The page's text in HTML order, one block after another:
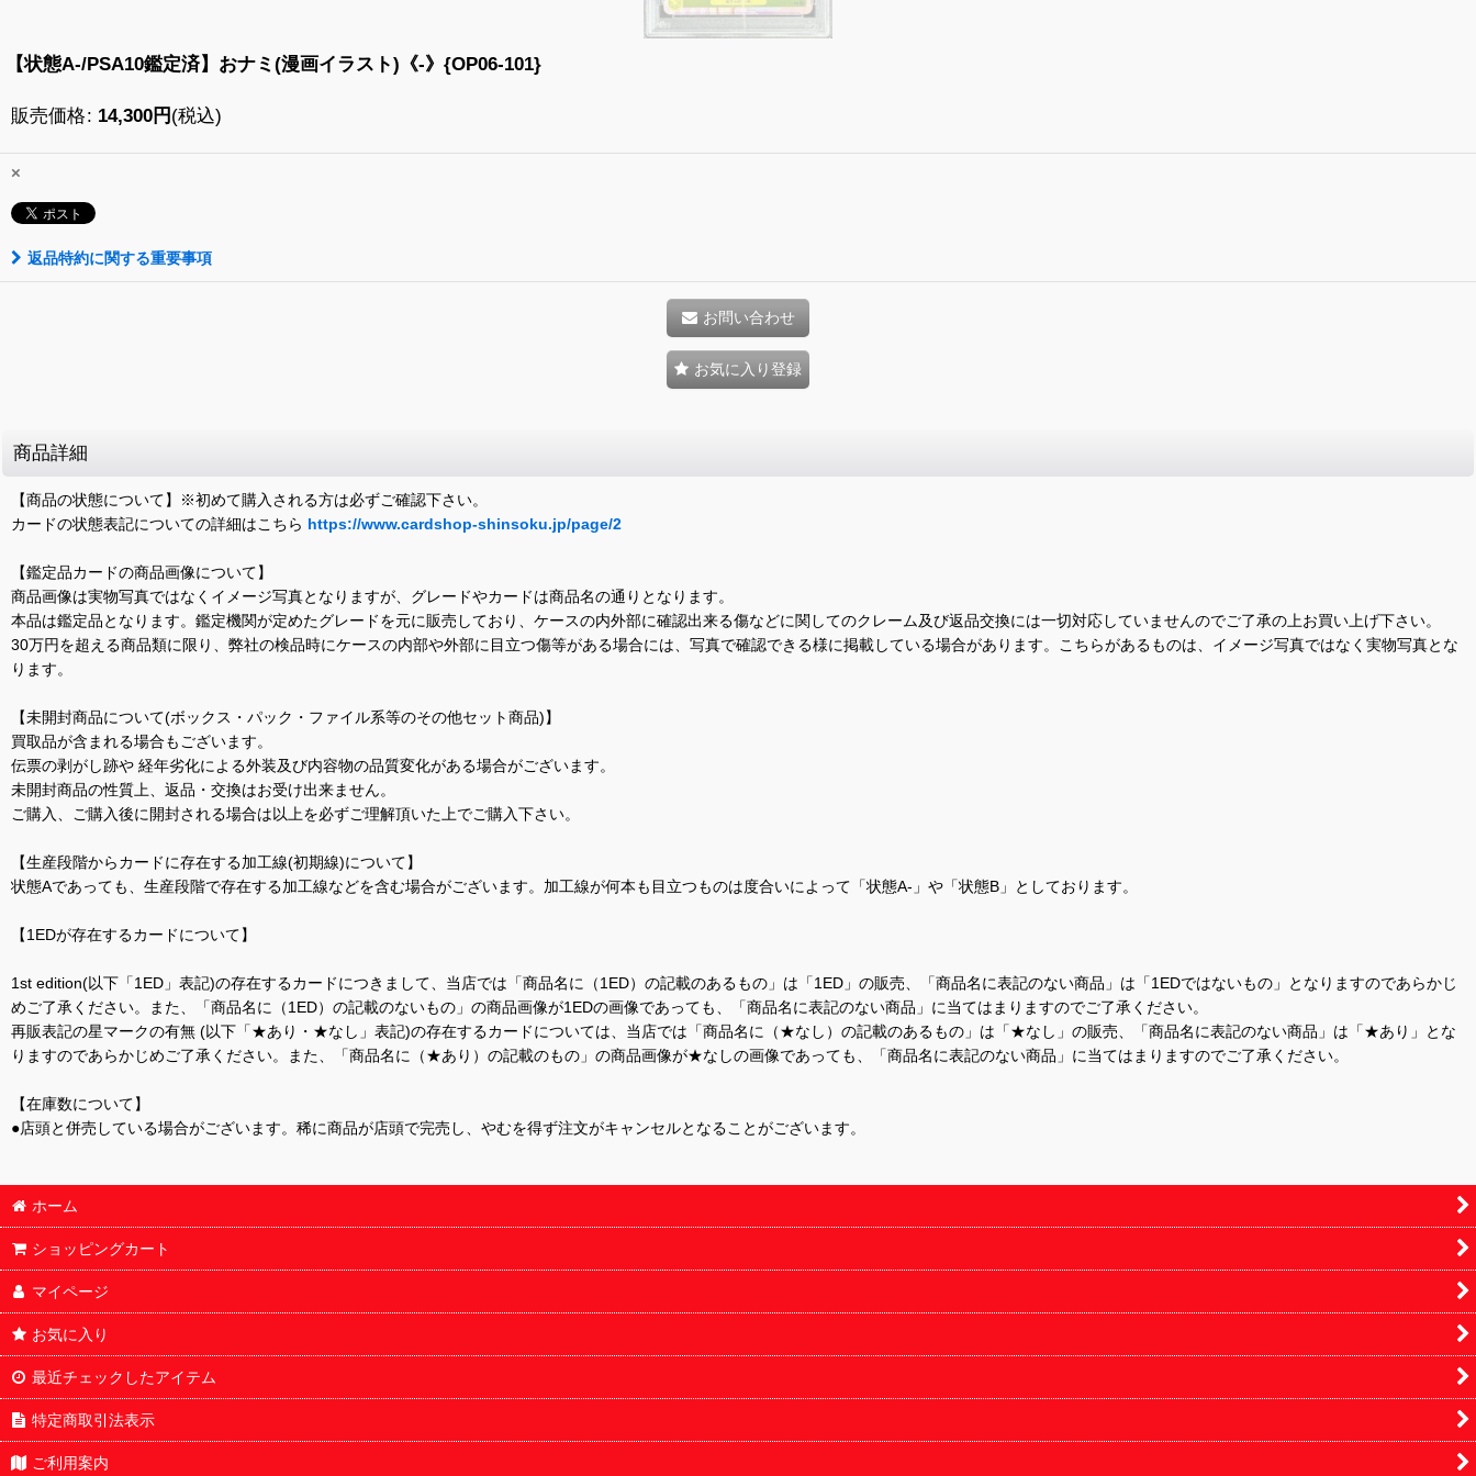
【状態A-/PSA10鑑定済】おナミ(漫画イラスト)《-》{OP06-101}
販売価格: 14,300円 (税込)
×
返品特約に関する重要事項
お問い合わせ
お気に入り登録
商品詳細
【商品の状態について】※初めて購入される方は必ずご確認下さい。
カードの状態表記についての詳細はこちら https://www.cardshop-shinsoku.jp/page/2
【鑑定品カードの商品画像について】
商品画像は実物写真ではなくイメージ写真となりますが、グレードやカードは商品名の通りとなります。
本品は鑑定品となります。鑑定機関が定めたグレードを元に販売しており、ケースの内外部に確認出来る傷などに関してのクレーム及び返品交換には一切対応していませんのでご了承の上お買い上げ下さい。
30万円を超える商品類に限り、弊社の検品時にケースの内部や外部に目立つ傷等がある場合には、写真で確認できる様に掲載している場合があります。こちらがあるものは、イメージ写真ではなく実物写真とな
ります。
【未開封商品について(ボックス・パック・ファイル系等のその他セット商品)】
買取品が含まれる場合もございます。
伝票の剥がし跡や 経年劣化による外装及び内容物の品質変化がある場合がございます。
未開封商品の性質上、返品・交換はお受け出来ません。
ご購入、ご購入後に開封される場合は以上を必ずご理解頂いた上でご購入下さい。
【生産段階からカードに存在する加工線(初期線)について】
状態Aであっても、生産段階で存在する加工線などを含む場合がございます。加工線が何本も目立つものは度合いによって「状態A-」や「状態B」としております。
【1EDが存在するカードについて】
1st edition(以下「1ED」表記)の存在するカードにつきまして、当店では「商品名に（1ED）の記載のあるもの」は「1ED」の販売、「商品名に表記のない商品」は「1EDではないもの」となりますのであらかじ
めご了承ください。また、「商品名に（1ED）の記載のないもの」の商品画像が1EDの画像であっても、「商品名に表記のない商品」に当てはまりますのでご了承ください。
再販表記の星マークの有無 (以下「★あり・★なし」表記)の存在するカードについては、当店では「商品名に（★なし）の記載のあるもの」は「★なし」の販売、「商品名に表記のない商品」は「★あり」とな
りますのであらかじめご了承ください。また、「商品名に（★あり）の記載のもの」の商品画像が★なしの画像であっても、「商品名に表記のない商品」に当てはまりますのでご了承ください。
【在庫数について】
●店頭と併売している場合がございます。稀に商品が店頭で完売し、やむを得ず注文がキャンセルとなることがございます。
ホーム
ショッピングカート
マイページ
お気に入り
最近チェックしたアイテム
特定商取引法表示
ご利用案内